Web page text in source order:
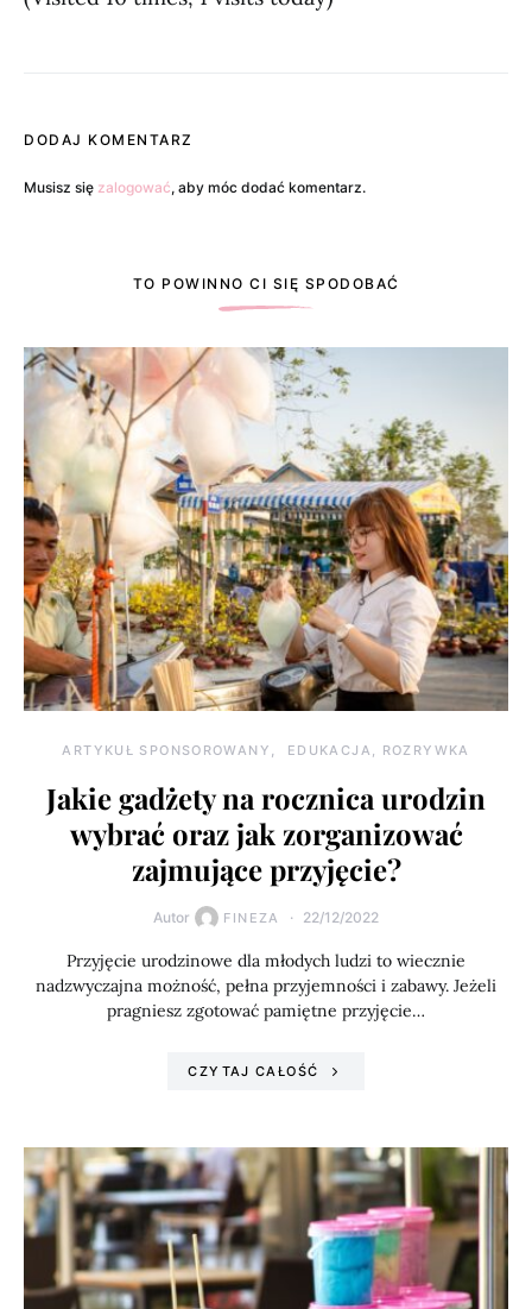
DODAJ KOMENTARZ
Musisz się zalogować, aby móc dodać komentarz.
TO POWINNO CI SIĘ SPODOBAĆ
ARTYKUŁ SPONSOROWANY EDUKACJA, ROZRYWKA
Jakie gadżety na rocznica urodzin
wybrać oraz jak zorganizować
zajmujące przyjęcie?
Autor FINEZA 22/12/2022
Przyjęcie urodzinowe dla młodych ludzi to wiecznie
nadzwyczajna możność, pełna przyjemności i zabawy. Jeżeli
pragniesz zgotować pamiętne przyjęcie…
CZYTAJ CAŁOŚĆ